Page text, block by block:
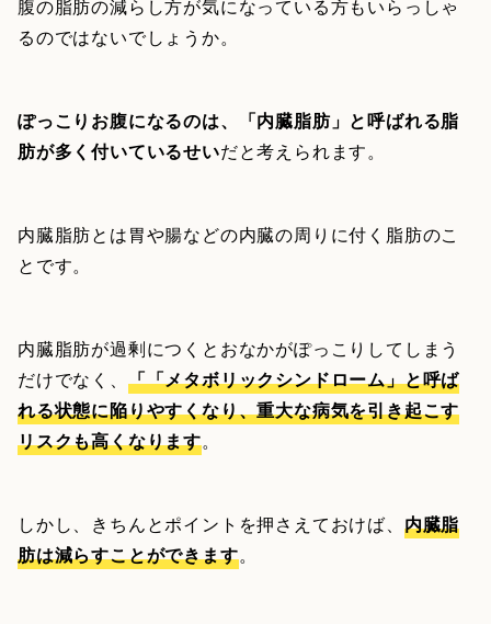
腹の脂肪の減らし方が気になっている方もいらっしゃ
るのではないでしょうか。
ぽっこりお腹になるのは、「内臓脂肪」と呼ばれる脂
肪が多く付いているせいだと考えられます。
内臓脂肪とは胃や腸などの内臓の周りに付く脂肪のこ
とです。
内臓脂肪が過剰につくとおなかがぽっこりしてしまう
だけでなく、 「「メタボリックシンドローム」と呼ば
れる状態に陥りやすくなり、重大な病気を引き起こす
リスクも高くなります。
しかし、きちんとポイントを押さえておけば、 内臓脂
肪は減らすことができます。